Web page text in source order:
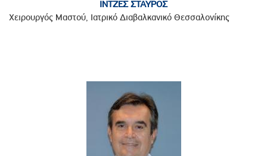
ΙΝΤΖΕΣ ΣΤΑΥΡΟΣ
Χειρουργός Μαστού, Ιατρικό Διαβαλκανικό Θεσσαλονίκης